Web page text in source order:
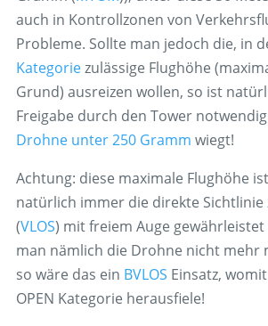
auch in Kontrollzonen von
Probleme. Sollte man jedoch die, in
Kategoriezulässige Flughöhe
Grund) ausreizen wollen, so ist
Freigabe durch den Tower
Drohne unter 250 Gramm wiegt!
Achtung: diese maximale Flughöhe
natürlich immer die direkte Sichtlinie
(VLOS) mit freiem Auge gewährleistet
man nämlich die Drohne nicht mehr
so wäre das ein BVLOS Einsatz,
OPEN Kategorie herausfiele!